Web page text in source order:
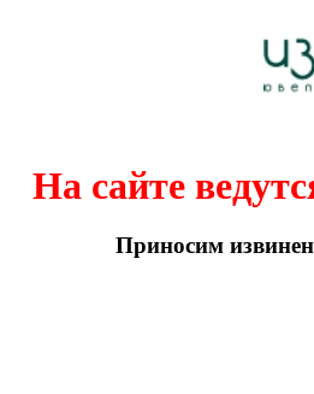
На сайте
Приносим